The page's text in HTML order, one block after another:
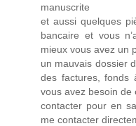
manuscrite
et aussi quelques
bancaire et vous
mieux vous avez un
un mauvais dossier
des factures, fonds
vous avez besoin de
contacter pour en
me contacter